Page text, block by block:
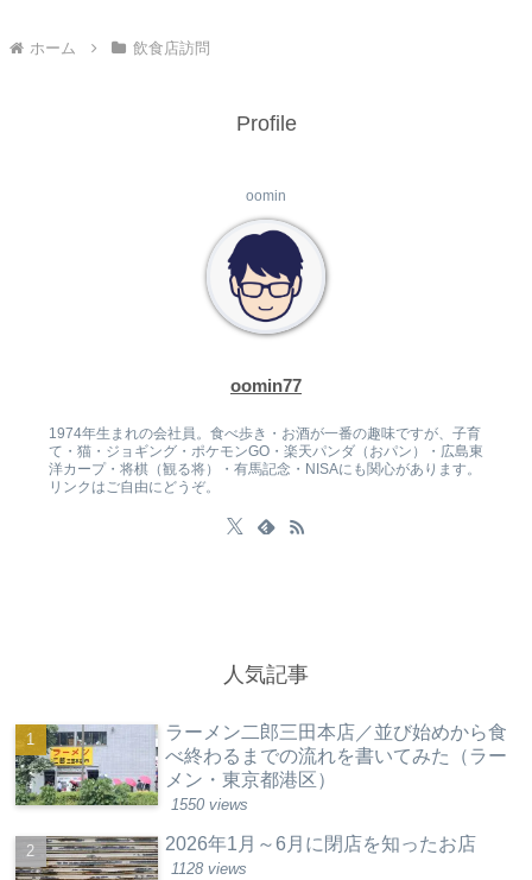
ホーム 飲食店訪問
Profile
oomin
oomin77
1974年生まれの会社員。食べ歩き・お酒が一番の趣味ですが、子育
て・猫・ジョギング・ポケモンGO・楽天パンダ（おパン）・広島東
洋カープ・将棋（観る将）・有馬記念・NISAにも関心があります。
リンクはご自由にどうぞ。
人気記事
ラーメン二郎三田本店／並び始めから食
べ終わるまでの流れを書いてみた（ラー
メン・東京都港区）
1550 views
2026年1月～6月に閉店を知ったお店
1128 views